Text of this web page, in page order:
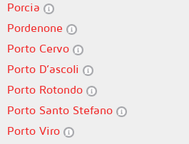
Porcia
Pordenone
Porto Cervo
Porto D’ascoli
Porto Rotondo
Porto Santo Stefano
Porto Viro